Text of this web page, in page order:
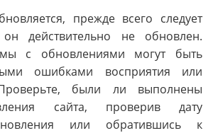
прежде всего следует
действительно не обновлен.
с обновлениями могут быть
ошибками восприятия или
были ли выполнены
сайта, проверив дату
или обратившись к